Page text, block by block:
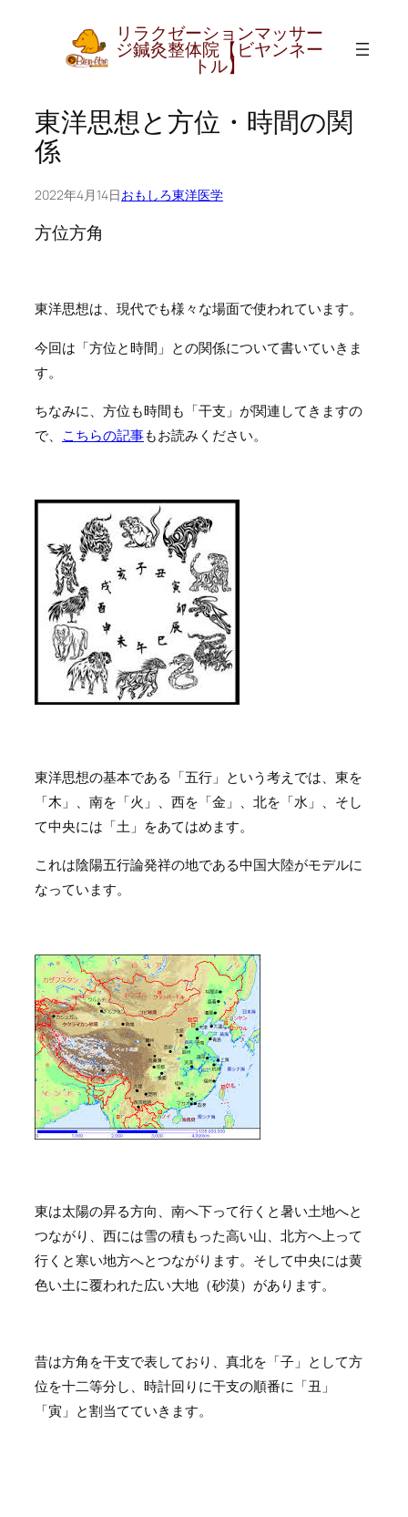
リラクゼーションマッサー
ジ鍼灸整体院【ビヤンネー
トル】
プ
東洋思想と方位・時間の関
係
2022年4月14日おもしろ東洋医学
方位方角
東洋思想は、現代でも様々な場面で使われています。
今回は「方位と時間」との関係について書いていきま
す。
ちなみに、方位も時間も「干支」が関連してきますの
で、 こちらの記事もお読みください。
東洋思想の基本である「五行」という考えでは、東を
「木」、南を「火」、西を「金」、北を「水」、そし
て中央には「土」をあてはめます。
これは陰陽五行論発祥の地である中国大陸がモデルに
なっています。
東は太陽の昇る方向、南へ下って行くと暑い土地へと
つながり、西には雪の積もった高い山、北方へ上って
行くと寒い地方へとつながります。そして中央には黄
色い土に覆われた広い大地（砂漠）があります。
昔は方角を干支で表しており、真北を「子」として方
位を十二等分し、時計回りに干支の順番に「丑」
「寅」と割当てていきます。